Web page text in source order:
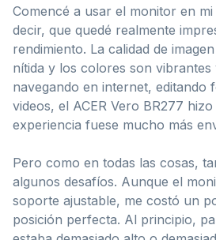
Comencé a usar el monitor en
decir, que quedé realmente
rendimiento. La calidad de
nítida y los colores son vibrantes
navegando en internet, editando
videos, el ACER Vero BR277
experiencia fuese mucho más
Pero como en todas las cosas,
algunos desafíos. Aunque el
soporte ajustable, me costó un
posición perfecta. Al principio,